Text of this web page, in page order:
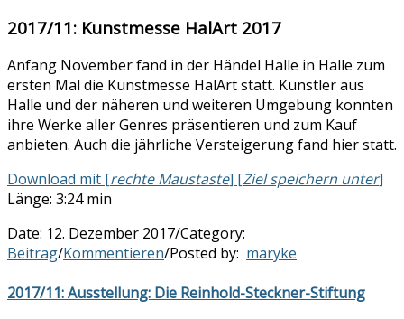
2017/11: Kunstmesse HalArt 2017
Anfang November fand in der Händel Halle in Halle zum
ersten Mal die Kunstmesse HalArt statt. Künstler aus
Halle und der näheren und weiteren Umgebung konnten
ihre Werke aller Genres präsentieren und zum Kauf
anbieten. Auch die jährliche Versteigerung fand hier statt.
Download mit [rechte Maustaste] [Ziel speichern unter]
Länge: 3:24 min
Date: 12. Dezember 2017/Category:
Beitrag/Kommentieren/Posted by: maryke
2017/11: Ausstellung: Die Reinhold-Steckner-Stiftung